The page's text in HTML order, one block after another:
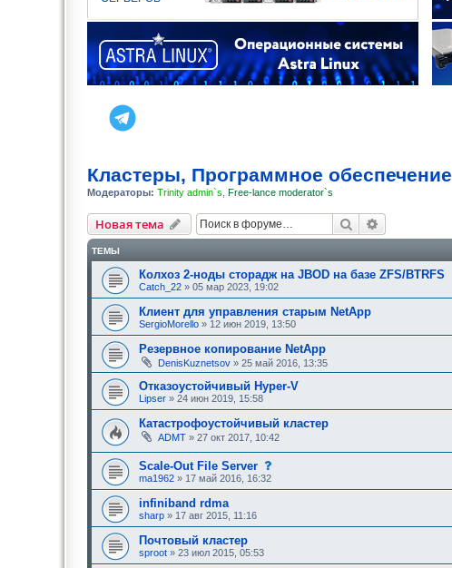
Кластеры, Программное обеспечение
Модераторы: Trinity admin`s Free-lance moderator`s
Новая тема Поиск
ТЕМЫ
Колхоз 2-ноды сторадж на JBOD на базе ZFS/BTRFS
Catch_22 » 05 мар 2023, 19:02
Клиент для управления старым NetApp
SergioMorello » 12 июн 2019, 13:50
Резервное копирование NetApp
DenisKuznetsov » 25 май 2016, 13:35
Отказоустойчивый Hyper-V
Lipser » 24 июн 2019, 15:58
Катастрофоустойчивый кластер
ADMT » 27 окт 2017, 10:42
Scale-Out File Server
н
,
ma1962 » 17 май 2016, 16:32
infiniband rdma
sharp » 17 авг 2015, 11:16
Почтовый кластер
sproot » 23 июл 2015, 05:53